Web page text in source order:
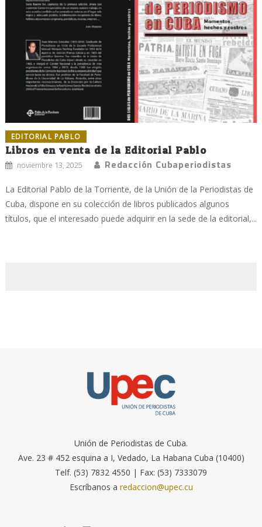
EDITORIAL PABLO
Libros en venta de la Editorial Pablo
noviembre 13, 2025 Redacción Cubaperiodistas
La Editorial Pablo de la Torriente, de la Unión de la Periodistas de
Cuba, dispone en su colección de libros publicados algunos
títulos, que el interesado puede adquirir en la sede de la editorial,...
Unión de Periodistas de Cuba.
Ave. 23 # 452 esquina a I, Vedado, La Habana Cuba (10400)
Telf. (53) 7832 4550 | Fax: (53) 7333079
Escríbanos a redaccion@upec.cu